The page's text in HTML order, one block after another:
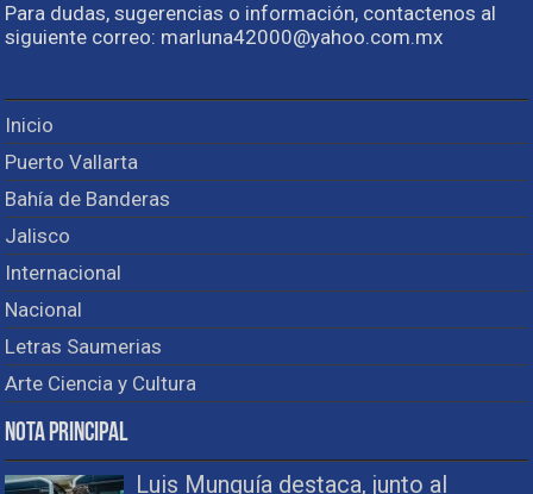
Para dudas, sugerencias o información, contactenos al
siguiente correo: marluna42000@yahoo.com.mx
Inicio
Puerto Vallarta
Bahía de Banderas
Jalisco
Internacional
Nacional
Letras Saumerias
Arte Ciencia y Cultura
Nota Principal
Luis Munguía destaca, junto al